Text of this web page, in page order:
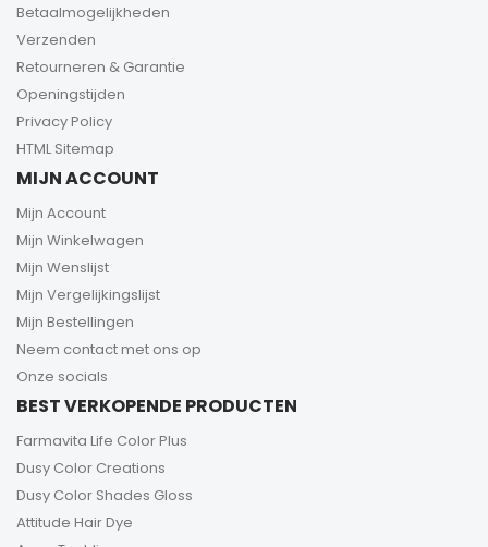
Betaalmogelijkheden
Verzenden
Retourneren & Garantie
Openingstijden
Privacy Policy
HTML Sitemap
MIJN ACCOUNT
Mijn Account
Mijn Winkelwagen
Mijn Wenslijst
Mijn Vergelijkingslijst
Mijn Bestellingen
Neem contact met ons op
Onze socials
BEST VERKOPENDE PRODUCTEN
Farmavita Life Color Plus
Dusy Color Creations
Dusy Color Shades Gloss
Attitude Hair Dye